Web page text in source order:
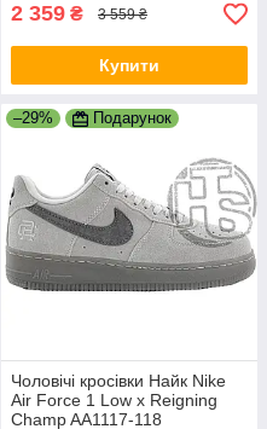
2 359 ₴ 3 559 ₴
Купити
–29% Подарунок
Чоловічі кросівки Найк Nike
Air Force 1 Low x Reigning
Champ AA1117-118